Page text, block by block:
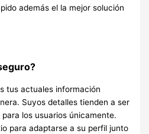
además el la mejor solución
tus actuales información
Suyos detalles tienden a ser
los usuarios únicamente.
para adaptarse a su perfil junto